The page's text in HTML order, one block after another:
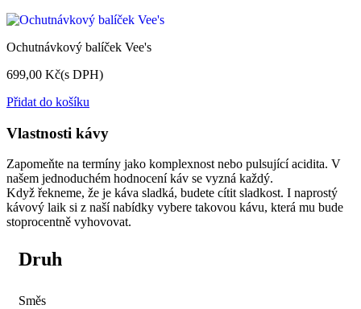
Ochutnávkový balíček Vee's
699,00 Kč(s DPH)
Přidat do košíku
Vlastnosti kávy
Zapomeňte na termíny jako komplexnost nebo pulsující acidita. V
našem jednoduchém hodnocení káv se vyzná každý.
Když řekneme, že je káva sladká, budete cítit sladkost. I naprostý
kávový laik si z naší nabídky vybere takovou kávu, která mu bude
stoprocentně vyhovovat.
Druh
Směs